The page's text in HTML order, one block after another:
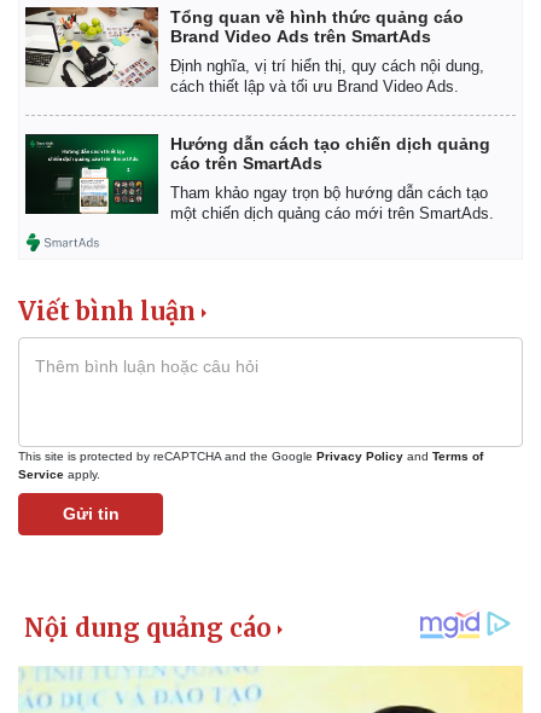
Tổng quan về hình thức quảng cáo
Brand Video Ads trên SmartAds
Định nghĩa, vị trí hiển thị, quy cách nội dung,
cách thiết lập và tối ưu Brand Video Ads.
Hướng dẫn cách tạo chiến dịch quảng
cáo trên SmartAds
Tham khảo ngay trọn bộ hướng dẫn cách tạo
một chiến dịch quảng cáo mới trên SmartAds.
Viết bình luận
This site is protected by reCAPTCHA and the Google Privacy Policy and Terms of
Service apply.
Gửi tin